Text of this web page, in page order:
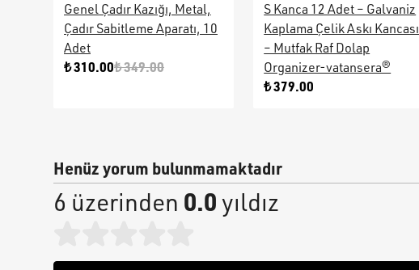
Genel Çadır Kazığı, Metal,
Çadır Sabitleme Aparatı, 10
Adet
₺ 310.00₺ 349.00
S Kanca 12 Adet – Galvaniz
Kaplama Çelik Askı Kancası
– Mutfak Raf Dolap
Organizer-vatansera®
₺ 379.00
Henüz yorum bulunmamaktadır
6 üzerinden 0.0yıldız